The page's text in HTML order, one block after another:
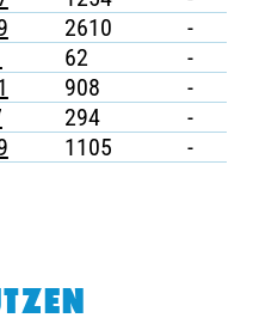
2610 -
62 -
908 -
294 -
1105 -